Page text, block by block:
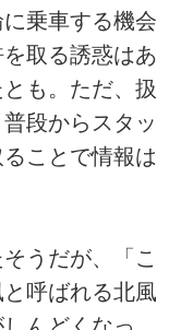
乗車する機会
取る誘惑はあ
も。ただ、扱
段からスタッ
ことで情報は
うだが、「こ
呼ばれる北風